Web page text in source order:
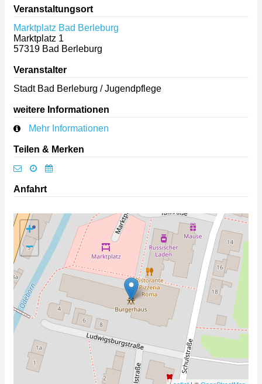
Veranstaltungsort
Marktplatz Bad Berleburg
Marktplatz 1
57319 Bad Berleburg
Veranstalter
Stadt Bad Berleburg / Jugendpflege
weitere Informationen
Mehr Informationen
Teilen & Merken
Anfahrt
+
−